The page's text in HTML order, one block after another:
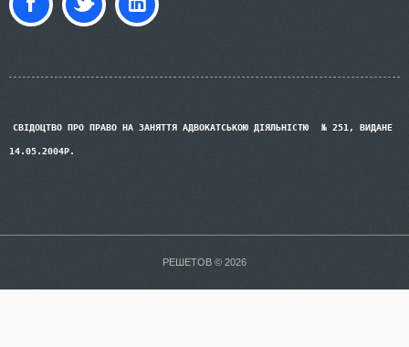
СВІДОЦТВО ПРО ПРАВО НА ЗАНЯТТЯ АДВОКАТСЬКОЮ ДІЯЛЬНІСТЮ № 251, ВИДАНЕ
14.05.2004Р.
РЕШЕТОВ © 2026